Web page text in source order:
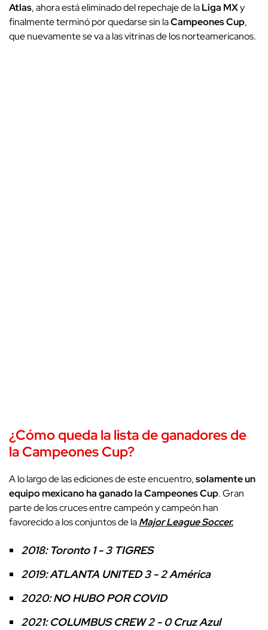
Atlas, ahora está eliminado del repechaje de laLiga MXy
finalmente terminó por quedarse sin laCampeones Cup,
que nuevamente se va a las vitrinas de los norteamericanos.
¿Cómo queda la lista de ganadores de
la Campeones Cup?
A lo largo de las ediciones de este encuentro,solamente un
equipo mexicano ha ganado la Campeones Cup. Gran
parte de los cruces entre campeón y campeón han
favorecido a los conjuntos de laMajor League Soccer.
2018: Toronto 1 - 3 TIGRES
2019: ATLANTA UNITED 3 - 2 América
2020: NO HUBO POR COVID
2021: COLUMBUS CREW 2 - 0 Cruz Azul